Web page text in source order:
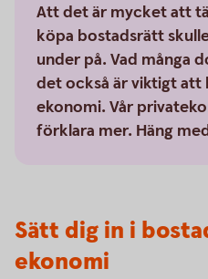
Att det är mycket att
köpa bostadsrätt
under på. Vad många
det också är viktigt att
ekonomi. Vår
förklara mer. Häng
Sätt dig in i
ekonomi